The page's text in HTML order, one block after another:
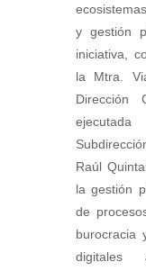
y gestión
iniciativa,
la Mtra.
Dirección
Raúl
la gestión
de
burocracia
digitales